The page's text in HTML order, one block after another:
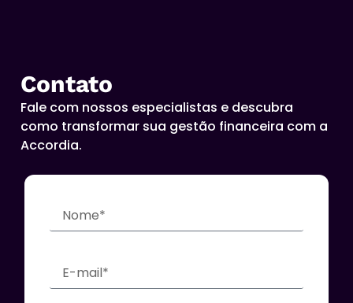
Contato
Fale com nossos especialistas e descubra
como transformar sua gestão financeira com a
Accordia.